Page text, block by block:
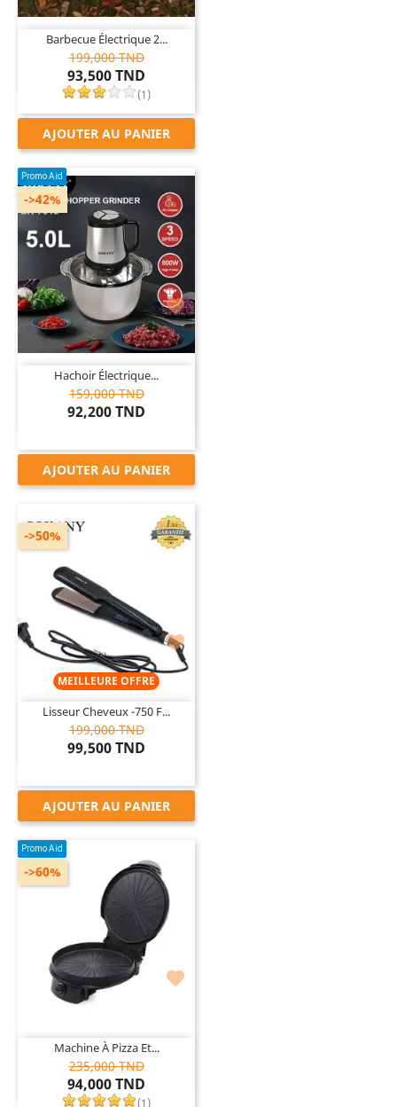
Barbecue Électrique 2...
199,000 TND
93,500 TND
(1 )
AJOUTER AU PANIER

Promo Aid
Hachoir Électrique...
159,000 TND
92,200 TND
->42%
AJOUTER AU PANIER

MEILLEURE OFFRE
Lisseur Cheveux -750 F...
199,000 TND
99,500 TND
->50%
AJOUTER AU PANIER

Promo Aid
Machine À Pizza Et...
235,000 TND
94,000 TND
(1 )
->60%